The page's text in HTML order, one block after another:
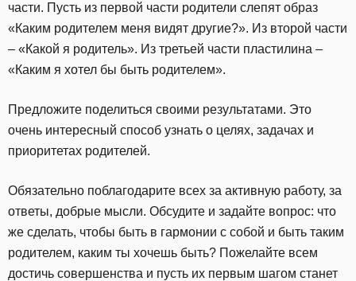
части. Пусть из первой части родители слепят образ
«Каким родителем меня видят другие?». Из второй части
– «Какой я родитель». Из третьей части пластилина –
«Каким я хотел бы быть родителем».
Предложите поделиться своими результатами. Это
очень интересный способ узнать о целях, задачах и
приоритетах родителей.
Обязательно поблагодарите всех за активную работу, за
ответы, добрые мысли. Обсудите и задайте вопрос: что
же сделать, чтобы быть в гармонии с собой и быть таким
родителем, каким ты хочешь быть? Пожелайте всем
достичь совершенства и пусть их первым шагом станет